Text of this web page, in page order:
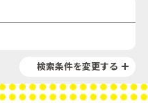
検索条件を変更する